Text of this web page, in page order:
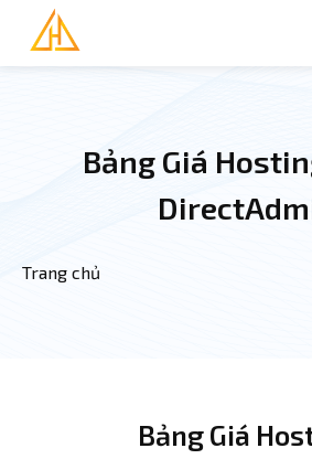
Nhảy đến nội dung
Bảng Giá
Bạn đang ở đây
Trang chủ
Bảng Giá